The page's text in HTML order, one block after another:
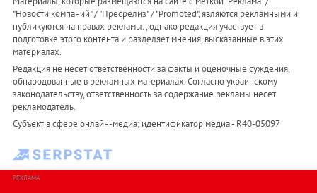
"Новости компаний" / "Пресрелиз" / "Promoted", являются рекламными и
публикуются на правах рекламы. , однако редакция участвует в
подготовке этого контента и разделяет мнения, высказанные в этих
материалах.
Редакция не несет ответственности за факты и оценочные суждения,
обнародованные в рекламных материалах. Согласно украинскому
законодательству, ответственность за содержание рекламы несет
рекламодатель.
Субъект в сфере онлайн-медиа; идентификатор медиа - R40-05097
РЕКЛАМА